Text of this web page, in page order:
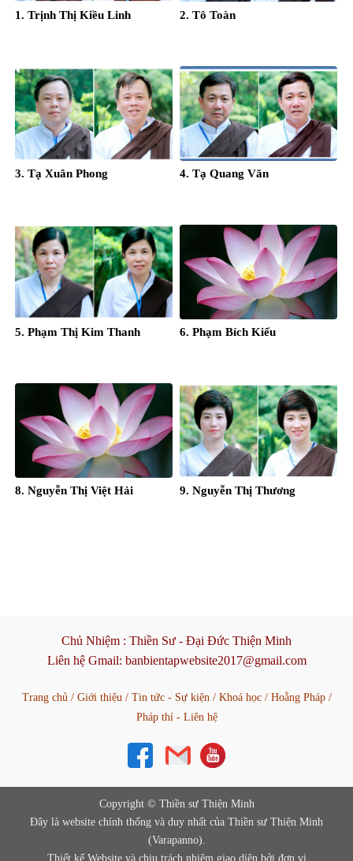
1. Trịnh Thị Kiều Linh 2. Tô Toàn
3. Tạ Xuân Phong 4. Tạ Quang Văn
5. Phạm Thị Kim Thanh 6. Phạm Bích Kiểu
8. Nguyễn Thị Việt Hải 9. Nguyễn Thị Thương
Chủ Nhiệm : Thiền Sư - Đại Đức Thiện Minh
Liên hệ Gmail: banbientapwebsite2017@gmail.com
Trang chủ/ Giới thiệu/ Tin tức - Sự kiện/ Khoá học/ Hoằng Pháp/
Pháp thí - Liên hệ
Copyright © Thiền sư Thiện Minh
Đây là website chính thống và duy nhất của Thiền sư Thiện Minh
(Varapanno).
Thiết kế Website và chịu trách nhiệm giao diện bởi đơn vị